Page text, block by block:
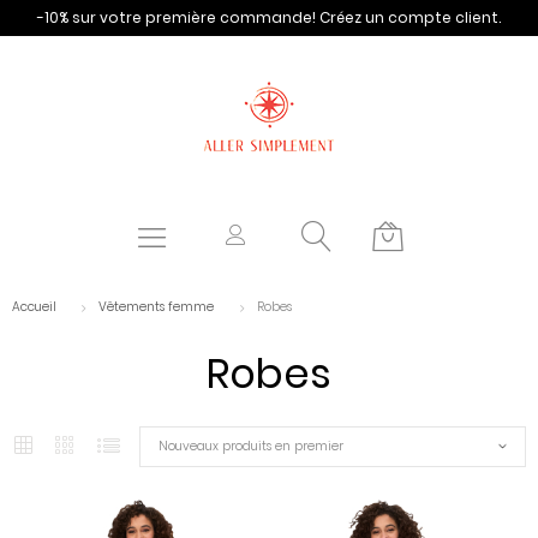
-10% sur votre première commande! Créez un compte client.
Accueil Vêtements femme Robes
Robes
Nouveaux produits en premier